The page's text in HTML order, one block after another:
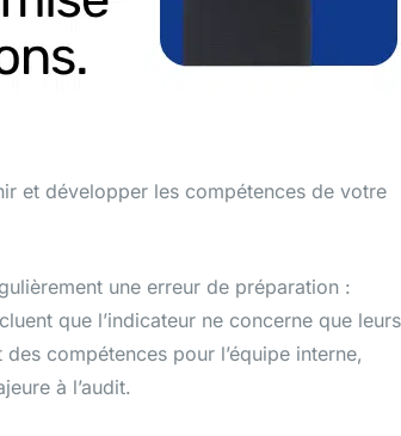
et développer les compétences de votre
une erreur de préparation :
que l’indicateur ne concerne que leurs
compétences pour l’équipe interne,
à l’audit.